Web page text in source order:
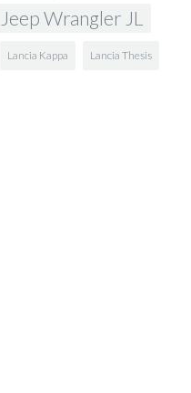
Jeep Wrangler JL
Lancia Kappa Lancia Thesis